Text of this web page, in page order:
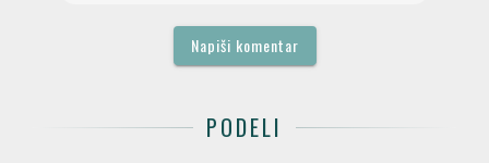
Napiši komentar
PODELI